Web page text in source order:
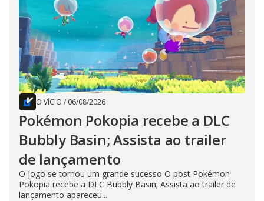
O VÍCIO / 06/08/2026
Pokémon Pokopia recebe a DLC
Bubbly Basin; Assista ao trailer
de lançamento
O jogo se tornou um grande sucesso O post Pokémon
Pokopia recebe a DLC Bubbly Basin; Assista ao trailer de
lançamento apareceu...